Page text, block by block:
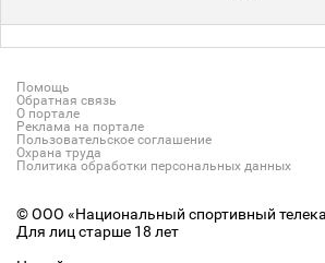
Помощь
Обратная связь
О портале
Реклама на портале
Пользовательское соглашение
Охрана труда
Политика обработки персональных данных
© ООО «Национальный спортивный
Для лиц старше 18 лет